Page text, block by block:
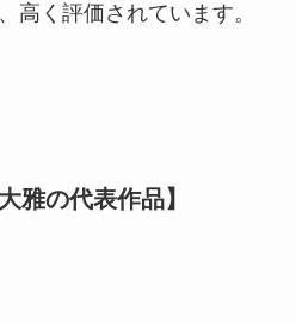
高く評価されています。
雅の代表作品】